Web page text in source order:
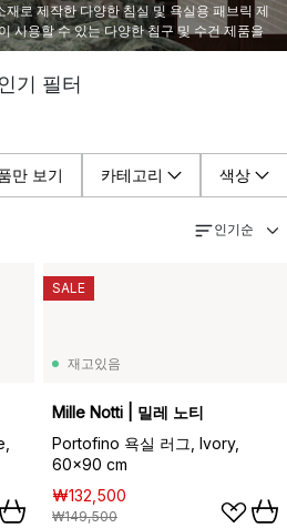
로 제작한 다양한 침실 및 욕실용 패브릭 제
사용할 수 있는 다양한 침구 및 수건 제품을
인기 필터
만 보기 카테고리 색상
인기순
재고있음
Mille Notti | 밀레 노티
Portofino 욕실 러그, Ivory,
60x90 cm
₩132,500
₩149,500
SALE